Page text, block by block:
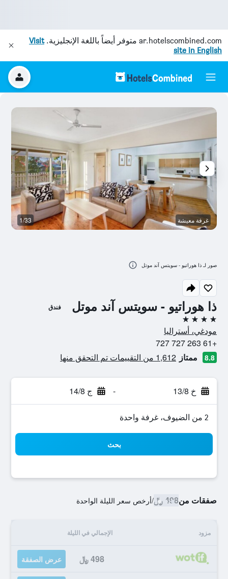
ar.hotelscombined.com متوفر أيضاً باللغة الإنجليزية.Visit
site in English
ذا هوراتيو - سويتس آند موتل فندق
4 نجوم
مودغي، أستراليا
+61 263 727 727
8.8 ممتاز 1,612 من التقييمات تم التحقق منها
خ 13/8 - ج 14/8
2 من الضيوف، غرفة واحدة
بحث
صفقات من498 ﷼ /أرخص سعر الليلة الواحدة
مزود الإجمالي في الليلة
498 ﷼ عرض الصفقة
غرفة معيشة 1/33
صور لـ ذا هوراتيو - سويتس آند موتل